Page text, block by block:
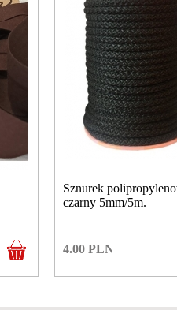
Sznurek
czarny 5mm/5m.
4.00 PLN